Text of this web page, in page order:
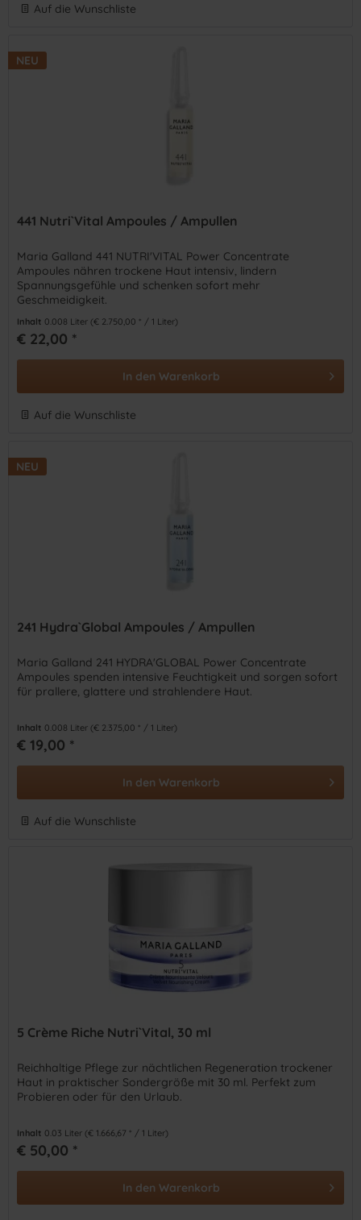
Auf die Wunschliste
NEU
441 Nutri`Vital Ampoules / Ampullen
Maria Galland 441 NUTRI'VITAL Power Concentrate
Ampoules nähren trockene Haut intensiv, lindern
Spannungsgefühle und schenken sofort mehr
Geschmeidigkeit.
Inhalt 0.008 Liter (€ 2.750,00 * / 1 Liter)
€ 22,00 *
In den Warenkorb
Auf die Wunschliste
NEU
241 Hydra`Global Ampoules / Ampullen
Maria Galland 241 HYDRA'GLOBAL Power Concentrate
Ampoules spenden intensive Feuchtigkeit und sorgen sofort
für prallere, glattere und strahlendere Haut.
Inhalt 0.008 Liter (€ 2.375,00 * / 1 Liter)
€ 19,00 *
In den Warenkorb
Auf die Wunschliste
5 Crème Riche Nutri`Vital, 30 ml
Reichhaltige Pflege zur nächtlichen Regeneration trockener
Haut in praktischer Sondergröße mit 30 ml. Perfekt zum
Probieren oder für den Urlaub.
Inhalt 0.03 Liter (€ 1.666,67 * / 1 Liter)
€ 50,00 *
In den Warenkorb